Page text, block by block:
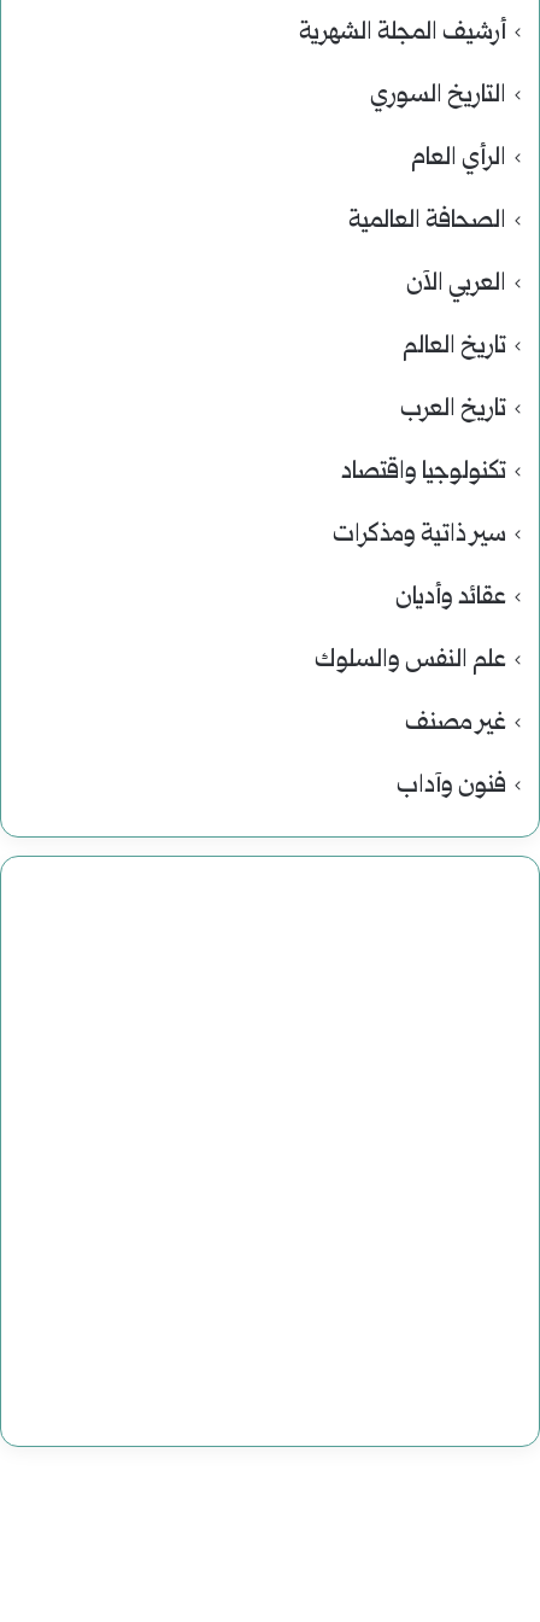
أرشيف المجلة الشهرية
التاريخ السوري
الرأي العام
الصحافة العالمية
العربي الآن
تاريخ العالم
تاريخ العرب
تكنولوجيا واقتصاد
سير ذاتية ومذكرات
عقائد وأديان
علم النفس والسلوك
غير مصنف
فنون وآداب